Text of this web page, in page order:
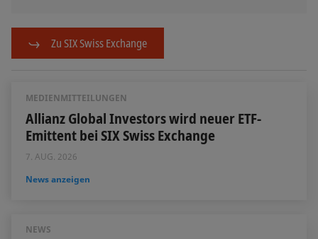
Zu SIX Swiss Exchange
MEDIENMITTEILUNGEN
Allianz Global Investors wird neuer ETF-
Emittent bei SIX Swiss Exchange
7. AUG. 2026
News anzeigen
NEWS